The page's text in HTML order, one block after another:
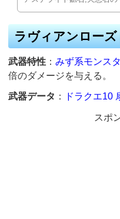
ラヴィアンローズ
武器特性 ：みず系モンス
倍のダメージを与える。
武器データ ： ドラクエ10
スポ